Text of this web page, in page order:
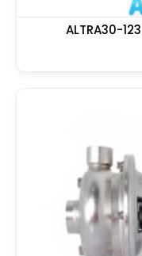
ALTRA30-